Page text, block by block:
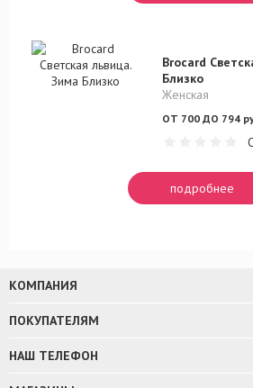
Brocard
Близко
Женская
ОТ 700 ДО 794
подробнее
КОМПАНИЯ
ПОКУПАТЕЛЯМ
НАШ ТЕЛЕФОН